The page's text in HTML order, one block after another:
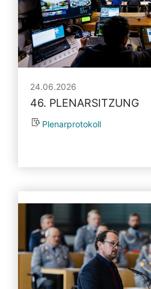
24.06.2026
46. PLENARSITZUNG
Plenarprotokoll